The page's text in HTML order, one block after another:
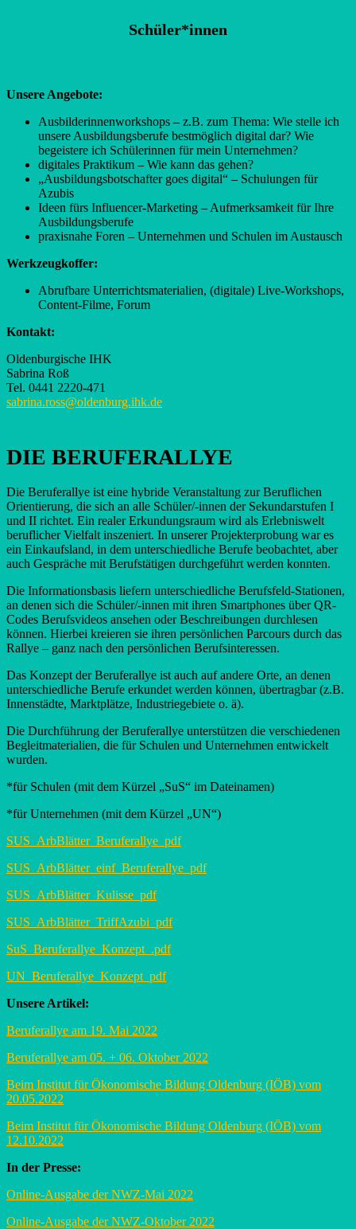
Schüler*innen
Unsere Angebote:
Ausbilderinnenworkshops – z.B. zum Thema: Wie stelle ich
unsere Ausbildungsberufe bestmöglich digital dar? Wie
begeistere ich Schülerinnen für mein Unternehmen?
digitales Praktikum – Wie kann das gehen?
„Ausbildungsbotschafter goes digital“ – Schulungen für
Azubis
Ideen fürs Influencer-Marketing – Aufmerksamkeit für Ihre
Ausbildungsberufe
praxisnahe Foren – Unternehmen und Schulen im Austausch
Werkzeugkoffer:
Abrufbare Unterrichtsmaterialien, (digitale) Live-Workshops,
Content-Filme, Forum
Kontakt:
Oldenburgische IHK
Sabrina Roß
Tel. 0441 2220-471
sabrina.ross@oldenburg.ihk.de
DIE BERUFERALLYE
Die Beruferallye ist eine hybride Veranstaltung zur Beruflichen
Orientierung, die sich an alle Schüler/-innen der Sekundarstufen I
und II richtet. Ein realer Erkundungsraum wird als Erlebniswelt
beruflicher Vielfalt inszeniert. In unserer Projekterprobung war es
ein Einkaufsland, in dem unterschiedliche Berufe beobachtet, aber
auch Gespräche mit Berufstätigen durchgeführt werden konnten.
Die Informationsbasis liefern unterschiedliche Berufsfeld-Stationen,
an denen sich die Schüler/-innen mit ihren Smartphones über QR-
Codes Berufsvideos ansehen oder Beschreibungen durchlesen
können. Hierbei kreieren sie ihren persönlichen Parcours durch das
Rallye – ganz nach den persönlichen Berufsinteressen.
Das Konzept der Beruferallye ist auch auf andere Orte, an denen
unterschiedliche Berufe erkundet werden können, übertragbar (z.B.
Innenstädte, Marktplätze, Industriegebiete o. ä).
Die Durchführung der Beruferallye unterstützen die verschiedenen
Begleitmaterialien, die für Schulen und Unternehmen entwickelt
wurden.
*für Schulen (mit dem Kürzel „SuS“ im Dateinamen)
*für Unternehmen (mit dem Kürzel „UN“)
SUS_ArbBlätter_Beruferallye_pdf
SUS_ArbBlätter_einf_Beruferallye_pdf
SUS_ArbBlätter_Kulisse_pdf
SUS_ArbBlätter_TriffAzubi_pdf
SuS_Beruferallye_Konzept_.pdf
UN_Beruferallye_Konzept_pdf
Unsere Artikel:
Beruferallye am 19. Mai 2022
Beruferallye am 05. + 06. Oktober 2022
Beim Institut für Ökonomische Bildung Oldenburg (IÖB) vom
20.05.2022
Beim Institut für Ökonomische Bildung Oldenburg (IÖB) vom
12.10.2022
In der Presse:
Online-Ausgabe der NWZ-Mai 2022
Online-Ausgabe der NWZ-Oktober 2022